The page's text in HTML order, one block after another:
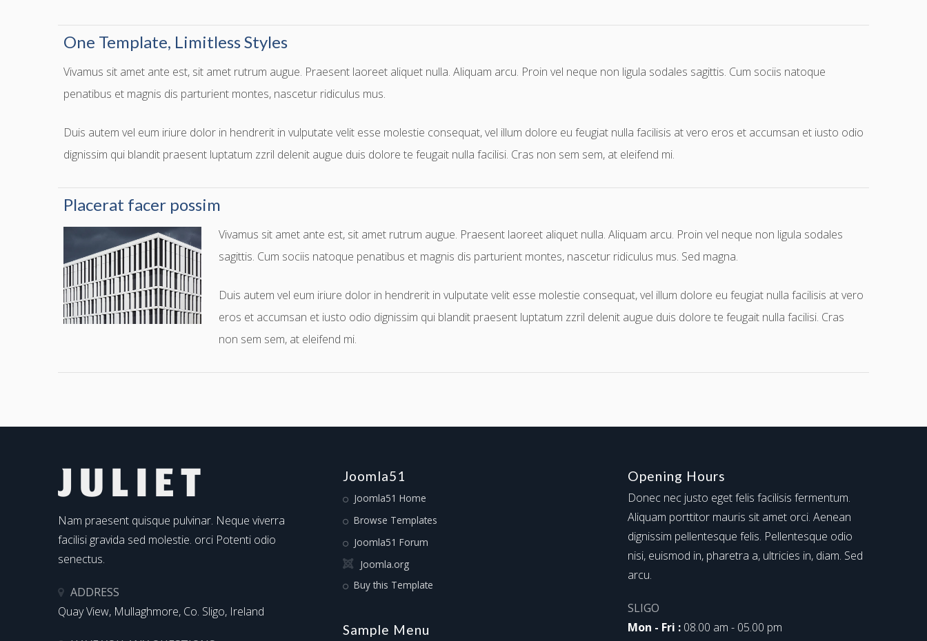
One Template, Limitless Styles
Vivamus sit amet ante est, sit amet rutrum augue. Praesent laoreet aliquet nulla. Aliquam arcu. Proin vel neque non ligula sodales sagittis. Cum sociis natoque
penatibus et magnis dis parturient montes, nascetur ridiculus mus.
Duis autem vel eum iriure dolor in hendrerit in vulputate velit esse molestie consequat, vel illum dolore eu feugiat nulla facilisis at vero eros et accumsan et iusto odio
dignissim qui blandit praesent luptatum zzril delenit augue duis dolore te feugait nulla facilisi. Cras non sem sem, at eleifend mi.
Placerat facer possim
Vivamus sit amet ante est, sit amet rutrum augue. Praesent laoreet aliquet nulla. Aliquam arcu. Proin vel neque non ligula sodales
sagittis. Cum sociis natoque penatibus et magnis dis parturient montes, nascetur ridiculus mus. Sed magna.
Duis autem vel eum iriure dolor in hendrerit in vulputate velit esse molestie consequat, vel illum dolore eu feugiat nulla facilisis at vero
eros et accumsan et iusto odio dignissim qui blandit praesent luptatum zzril delenit augue duis dolore te feugait nulla facilisi. Cras
non sem sem, at eleifend mi.
Nam praesent quisque pulvinar. Neque viverra
facilisi gravida sed molestie. orci Potenti odio
senectus.
ADDRESS
Quay View, Mullaghmore, Co. Sligo, Ireland
Joomla51
Joomla51 Home
Browse Templates
Joomla51 Forum
Joomla.org
Buy this Template
Sample Menu
Opening Hours
Donec nec justo eget felis facilisis fermentum.
Aliquam porttitor mauris sit amet orci. Aenean
dignissim pellentesque felis. Pellentesque odio
nisi, euismod in, pharetra a, ultricies in, diam. Sed
arcu.
SLIGO
Mon - Fri :08.00 am - 05.00 pm